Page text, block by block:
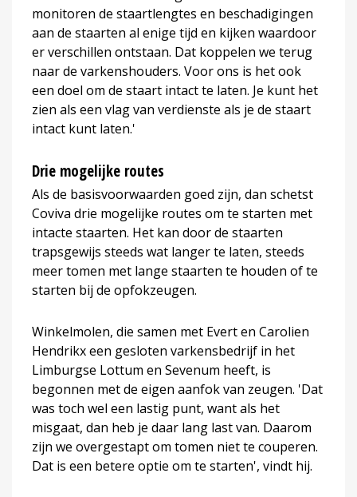
monitoren de staartlengtes en beschadigingen
aan de staarten al enige tijd en kijken waardoor
er verschillen ontstaan. Dat koppelen we terug
naar de varkenshouders. Voor ons is het ook
een doel om de staart intact te laten. Je kunt het
zien als een vlag van verdienste als je de staart
intact kunt laten.'
Drie mogelijke routes
Als de basisvoorwaarden goed zijn, dan schetst
Coviva drie mogelijke routes om te starten met
intacte staarten. Het kan door de staarten
trapsgewijs steeds wat langer te laten, steeds
meer tomen met lange staarten te houden of te
starten bij de opfokzeugen.
Winkelmolen, die samen met Evert en Carolien
Hendrikx een gesloten varkensbedrijf in het
Limburgse Lottum en Sevenum heeft, is
begonnen met de eigen aanfok van zeugen. 'Dat
was toch wel een lastig punt, want als het
misgaat, dan heb je daar lang last van. Daarom
zijn we overgestapt om tomen niet te couperen.
Dat is een betere optie om te starten', vindt hij.